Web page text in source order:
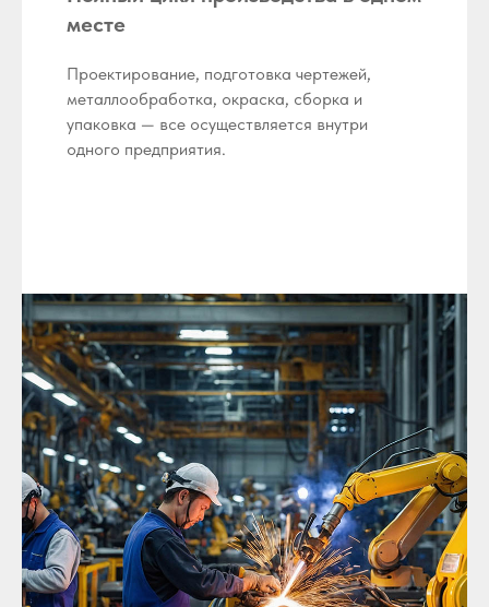
месте
Проектирование, подготовка чертежей,
металлообработка, окраска, сборка и
упаковка — все осуществляется внутри
одного предприятия.